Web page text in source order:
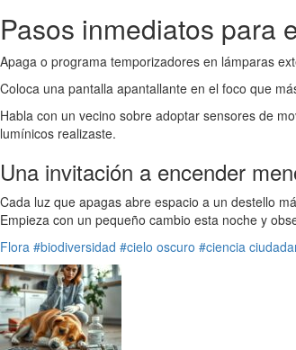
Pasos inmediatos para
Apaga o programa temporizadores en lámparas
Coloca una pantalla apantallante en el foco que
Habla con un vecino sobre adoptar sensores de
lumínicos realizaste.
Una invitación a encender
Cada luz que apagas abre espacio a un destello
Empieza con un pequeño cambio esta noche y
Flora #biodiversidad #cielo oscuro #ciencia